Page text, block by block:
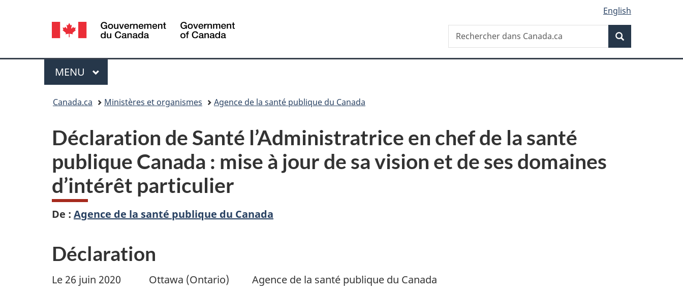
sujet
HTML
Sélection
de
la
langue
English
Canada
Recherche
Rechercher
dans
Menu
MENU PRINCIPAL
Canada.ca Ministères et organismes Agence de la santé publique du Canada
Déclaration de Santé l’Administratrice en chef de la santé
publique Canada : mise à jour de sa vision et de ses domaines
d’intérêt particulier
De : Agence de la santé publique du Canada
Déclaration
Le 26 juin 2020 Ottawa (Ontario)
Agence de la santé publique du Canada